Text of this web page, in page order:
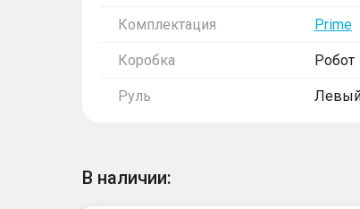
Комплектация Prime
Коробка Робот
Руль
В наличии: